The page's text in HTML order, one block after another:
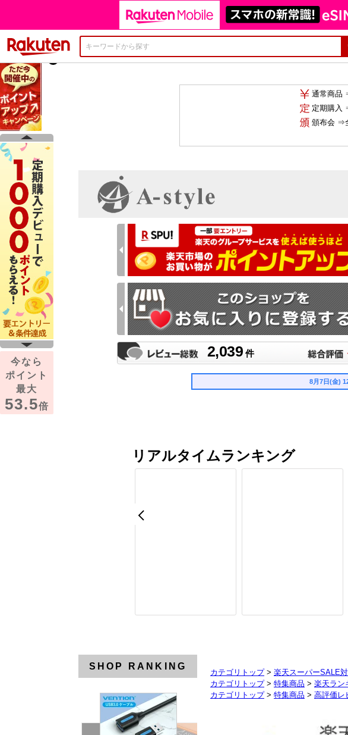
通常商品
定期購入
頒布会 ⇒
SHOP RANKING
カテゴリトップ> 楽天スーパーSALE
カテゴリトップ> 特集商品 > 楽天ラン
カテゴリトップ> 特集商品 > 高評価レ